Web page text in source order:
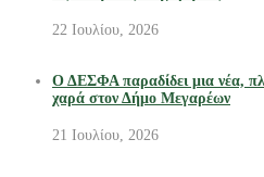
22 Ιουλίου, 2026
Ο ΔΕΣΦΑ παραδίδει μια νέα,
χαρά στον Δήμο Μεγαρέων
21 Ιουλίου, 2026